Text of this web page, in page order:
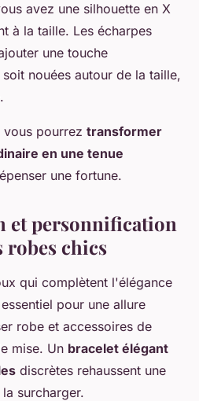
avez une silhouette en X
à la taille. Les écharpes
une touche
nouées autour de la taille,
vous pourrez transformer
en une tenue
une fortune.
et personnification
robes chics
qui complètent l'élégance
pour une allure
robe et accessoires de
mise. Un bracelet élégant
discrètes rehaussent une
surcharger.